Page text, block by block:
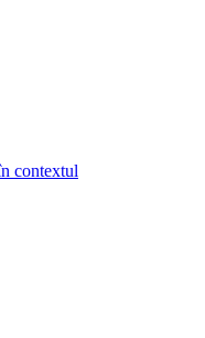
contextul